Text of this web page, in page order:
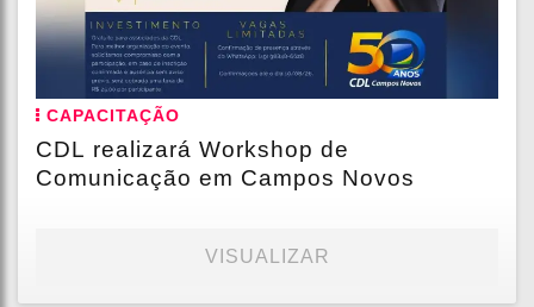
CAPACITAÇÃO
CDL realizará Workshop de
Comunicação em Campos Novos
VISUALIZAR